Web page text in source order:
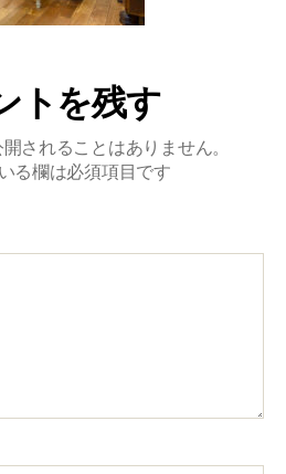
トを残す
されることはありません。
る欄は必須項目です